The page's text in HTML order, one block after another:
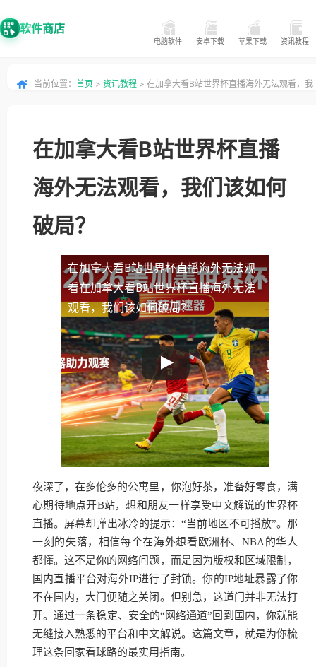
软件商店
电脑软件 安卓下载 苹果下载 资讯教程
当前位置： 首页 > 资讯教程 > 在加拿大看B站世界杯直播海外无法观看，我
在加拿大看B站世界杯直播
海外无法观看，我们该如何
破局？
在加拿大看B站世界杯直播海外无法观
看在加拿大看B站世界杯直播海外无法
观看，我们该如何破局？
夜深了，在多伦多的公寓里，你泡好茶，准备好零食，满
心期待地点开B站，想和朋友一样享受中文解说的世界杯
直播。屏幕却弹出冰冷的提示：“当前地区不可播放”。那
一刻的失落，相信每个在海外想看欧洲杯、NBA的华人
都懂。这不是你的网络问题，而是因为版权和区域限制，
国内直播平台对海外IP进行了封锁。你的IP地址暴露了你
不在国内，大门便随之关闭。但别急，这道门并非无法打
开。通过一条稳定、安全的“网络通道”回到国内，你就能
无缝接入熟悉的平台和中文解说。这篇文章，就是为你梳
理这条回家看球路的最实用指南。